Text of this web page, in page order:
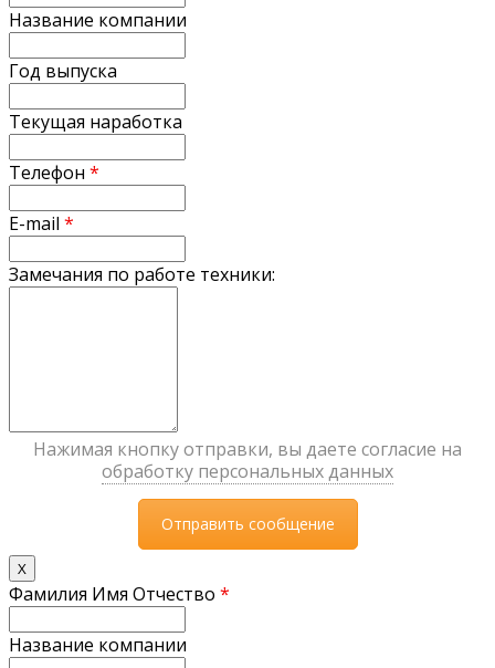
Название компании
Год выпуска
Текущая наработка
Телефон *
E-mail *
Замечания по работе техники:
Нажимая кнопку отправки, вы даете согласие на
обработку персональных данных
X
Фамилия Имя Отчество *
Название компании